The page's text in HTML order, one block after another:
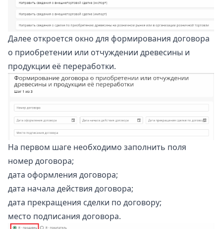
Далее откроется окно для формирования договора
о приобретении или отчуждении древесины и
продукции её переработки.
На первом шаге необходимо заполнить поля
номер договора;
дата оформления договора;
дата начала действия договора;
дата прекращения сделки по договору;
место подписания договора.